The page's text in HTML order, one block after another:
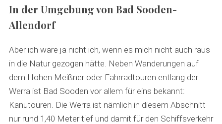
In der Umgebung von Bad Sooden-
Allendorf
Aber ich wäre ja nicht ich, wenn es mich nicht auch raus
in die Natur gezogen hätte. Neben Wanderungen auf
dem Hohen Meißner oder Fahrradtouren entlang der
Werra ist Bad Sooden vor allem für eins bekannt:
Kanutouren. Die Werra ist nämlich in diesem Abschnitt
nur rund 1,40 Meter tief und damit für den Schiffsverkehr